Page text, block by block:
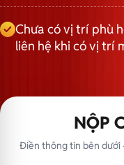
Chưa có vị trí phù
liên hệ khi có vị trí
NỘP
Điền thông tin bên dưới